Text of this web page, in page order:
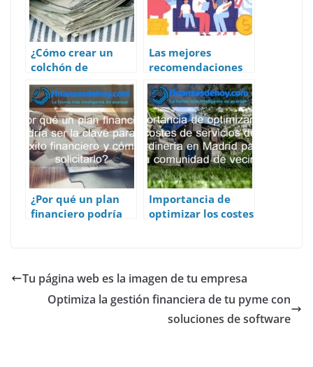
p k
¿Cómo crear un
colchón de
emergencia?
Las mejores
recomendaciones
para gestionar tu
economía familiar
¿Por qué un plan
financiero podría
Importancia de
optimizar los costes
comunidad de
vecinos
Tu página web es la imagen de tu empresa
Optimiza la gestión financiera de tu pyme con
soluciones de software